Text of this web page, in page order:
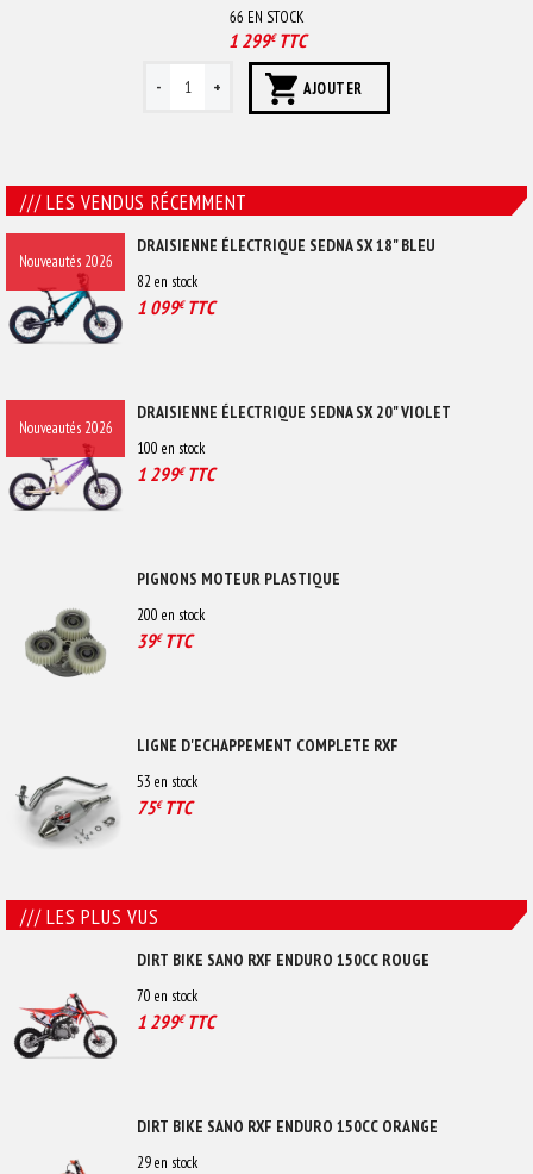
66 EN STOCK
1 299€TTC
AJOUTER
/// LES VENDUS RÉCEMMENT
Nouveautés 2026
DRAISIENNE ÉLECTRIQUE SEDNA SX 18" BLEU
82en stock
1 099€TTC
Nouveautés 2026
DRAISIENNE ÉLECTRIQUE SEDNA SX 20" VIOLET
100 en stock
1 299€TTC
PIGNONS MOTEUR PLASTIQUE
200 en stock
39€TTC
LIGNE D'ECHAPPEMENT COMPLETE RXF
53 en stock
75€TTC
/// LES PLUS VUS
DIRT BIKE SANO RXF ENDURO 150CC ROUGE
70 en stock
1 299€TTC
DIRT BIKE SANO RXF ENDURO 150CC ORANGE
29en stock